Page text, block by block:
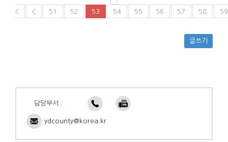
< < 51 52 53 54 55 56 57 58 59
글쓰기
담당부서 :
ydcounty@korea.kr